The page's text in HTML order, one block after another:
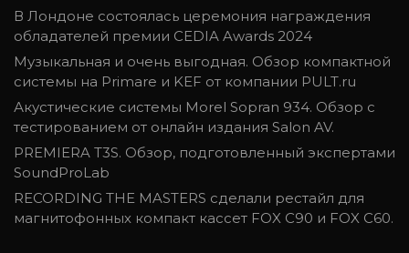
В Лондоне состоялась церемония награждения
обладателей премии CEDIA Awards 2024
Музыкальная и очень выгодная. Обзор компактной
системы на Primare и KEF от компании PULT.ru
Акустические системы Morel Sopran 934. Обзор с
тестированием от онлайн издания Salon AV.
PREMIERA T3S. Обзор, подготовленный экспертами
SoundProLab
RECORDING THE MASTERS сделали рестайл для
магнитофонных компакт кассет FOX C90 и FOX C60.